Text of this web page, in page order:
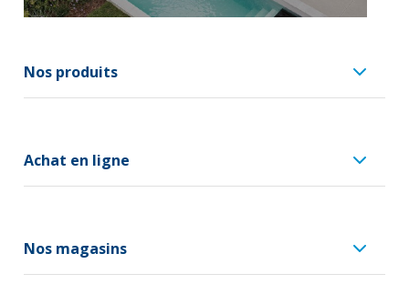
Nos produits
Achat en ligne
Nos magasins